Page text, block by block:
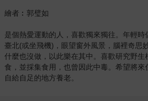
繪者︰郭璧如
是個熱愛運動的人，喜歡獨來獨往。年輕時
臺北(或坐飛機)，眼望窗外風景，腦裡奇思
什麼也沒做，以此樂在其中。喜歡研究野生
食，並採集食用，也曾因此中毒。希望將來
自給自足的地方養老。